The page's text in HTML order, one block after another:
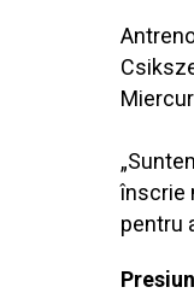
înscrie
pentru